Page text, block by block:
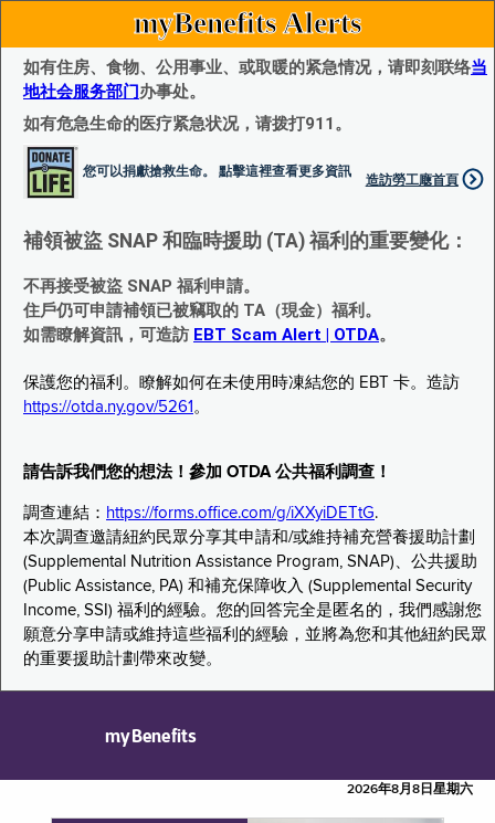
myBenefits Alerts
如有住房、食物、公用事业、或取暖的紧急情况，请即刻联络当
地社会服务部门办事处。
如有危急生命的医疗紧急状况，请拨打911。
您可以捐獻搶救生命。 點擊這裡查看更多資訊
造訪勞工廰首頁
補領被盜 SNAP 和臨時援助 (TA) 福利的重要變化：
不再接受被盜 SNAP 福利申請。
住戶仍可申請補領已被竊取的 TA（現金）福利。
如需瞭解資訊，可造訪 EBT Scam Alert | OTDA。
保護您的福利。瞭解如何在未使用時凍結您的 EBT 卡。造訪
https://otda.ny.gov/5261 。
請告訴我們您的想法！參加 OTDA 公共福利調查！
調查連結： https://forms.office.com/g/iXXyiDETtG.
本次調查邀請紐約民眾分享其申請和/或維持補充營養援助計劃
(Supplemental Nutrition Assistance Program, SNAP)、公共援助
(Public Assistance, PA) 和補充保障收入 (Supplemental Security
Income, SSI) 福利的經驗。您的回答完全是匿名的，我們感謝您
願意分享申請或維持這些福利的經驗，並將為您和其他紐約民眾
的重要援助計劃帶來改變。
myBenefits
2026年8月8日星期六